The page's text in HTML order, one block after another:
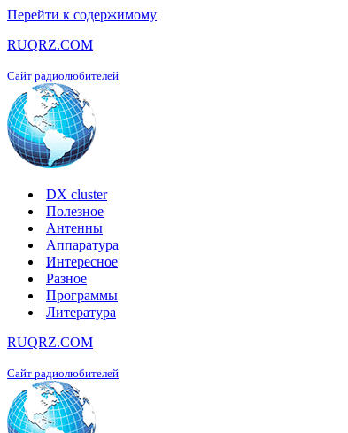
Перейти к содержимому
RUQRZ.COM
Сайт радиолюбителей
DX cluster
Полезное
Антенны
Аппаратура
Интересное
Разное
Программы
Литература
RUQRZ.COM
Сайт радиолюбителей